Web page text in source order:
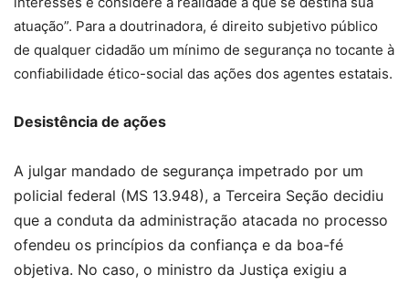
atuação”. Para a doutrinadora, é direito subjetivo público
de qualquer cidadão um mínimo de segurança no tocante à
confiabilidade ético-social das ações dos agentes estatais.
Desistência de ações
A julgar mandado de segurança impetrado por um
policial federal (MS 13.948), a Terceira Seção decidiu
que a conduta da administração atacada no processo
ofendeu os princípios da confiança e da boa-fé
objetiva. No caso, o ministro da Justiça exigiu a